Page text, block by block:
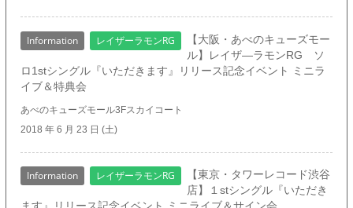
Information レイザーラモンRG
【大阪・あべのキューズモー
ル】レイザ―ラモンRG ソ
ロ1stシングル『いただきます』リリース記念イベント ミニラ
イブ＆特典会
あべのキューズモール3Fスカイコート
2018 年 6 月 23 日 (土)
Information レイザーラモンRG
【東京・タワーレコード渋谷
店】１stシングル『いただき